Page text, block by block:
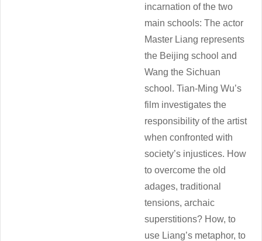
incarnation of the two
main schools: The actor
Master Liang represents
the Beijing school and
Wang the Sichuan
school. Tian-Ming Wu’s
film investigates the
responsibility of the artist
when confronted with
society’s injustices. How
to overcome the old
adages, traditional
tensions, archaic
superstitions? How, to
use Liang’s metaphor, to